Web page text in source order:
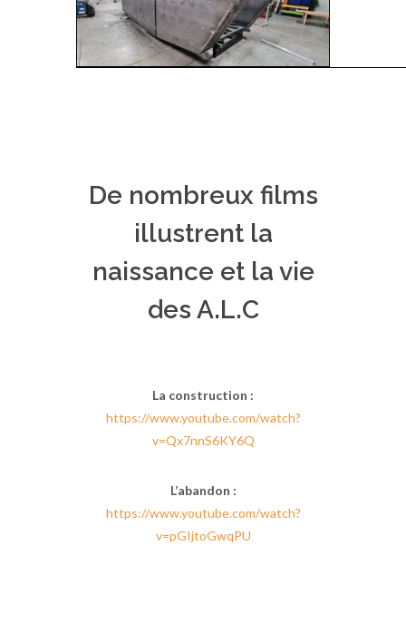
De nombreux films
illustrent la
naissance et la vie
des A.L.C
La construction :
https://www.youtube.com/watch?
v=Qx7nnS6KY6Q
L’abandon :
https://www.youtube.com/watch?
v=pGIjtoGwqPU